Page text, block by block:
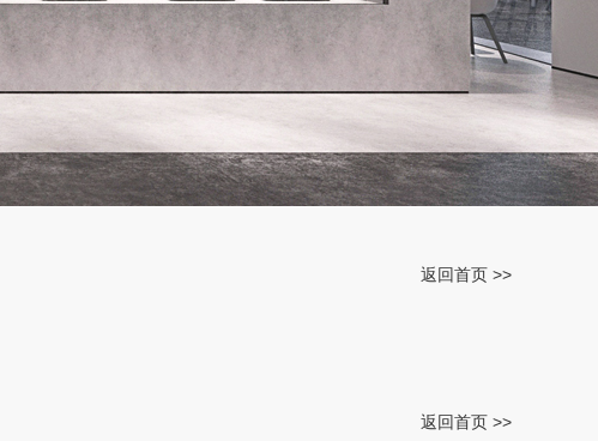
返回首页 >>
返回首页 >>